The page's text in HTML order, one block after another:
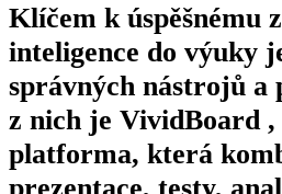
Klíčem k úspěšnému
inteligence do výuky
správných nástrojů a
z nich je VividBoard
platforma, která